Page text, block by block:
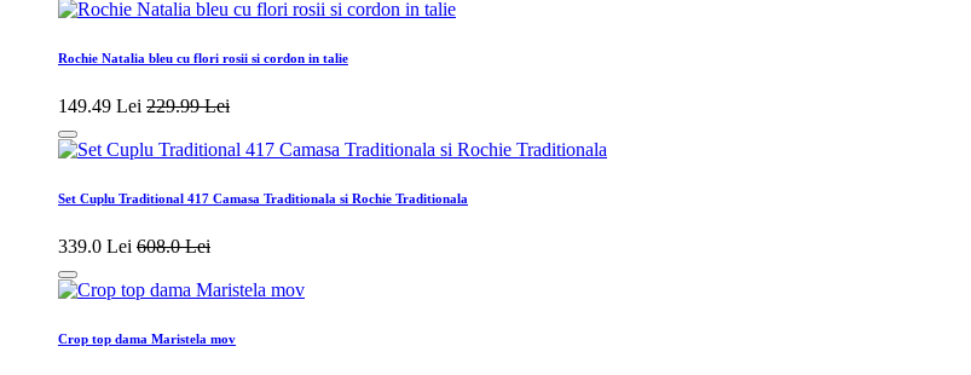
Rochie Natalia bleu cu flori rosii si cordon in talie
149.49 Lei 229.99 Lei
Set Cuplu Traditional 417 Camasa Traditionala si Rochie Traditionala
339.0 Lei 608.0 Lei
Crop top dama Maristela mov